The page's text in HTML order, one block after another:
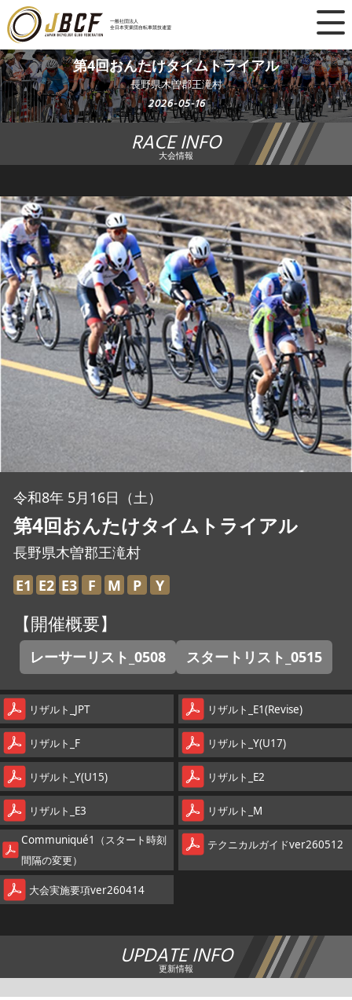
一般社団法人
全日本実業団自転車競技連盟
×
ニュース
レース日程
ランキング
チーム・選手
競技ガイド
加盟・登録
エントリー
JBCF ROAD SERIESとは
第4回おんたけタイムトライアル
長野県木曽郡王滝村
2026-05-16
RACE INFO
大会情報
令和8年 5月16日（土）
第4回おんたけタイムトライアル
長野県木曽郡王滝村
E1 E2 E3 F M P Y
【開催概要】
レーサーリスト_0508 スタートリスト_0515
リザルト_JPT リザルト_E1(Revise)
リザルト_F リザルト_Y(U17)
リザルト_Y(U15) リザルト_E2
リザルト_E3 リザルト_M
Communiqué1（スタート時刻
間隔の変更）
テクニカルガイドver260512
大会実施要項ver260414
UPDATE INFO
更新情報